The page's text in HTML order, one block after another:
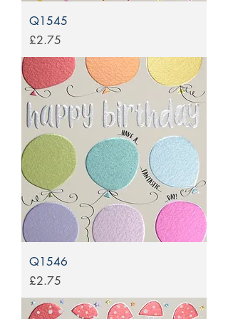
Q1545
Price
£2.75
Q1546
Price
£2.75